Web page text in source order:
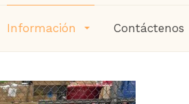
Información Contáctenos